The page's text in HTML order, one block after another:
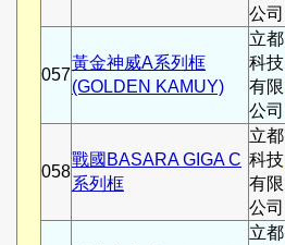
公司
057
黃金神威A系列框
(GOLDEN KAMUY)
立都
科技
有限
公司
058
戰國BASARA GIGA C
系列框
立都
科技
有限
公司
立都